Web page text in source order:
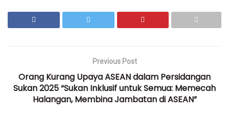
Previous Post
Orang Kurang Upaya ASEAN dalam Persidangan
Sukan 2025 “Sukan Inklusif untuk Semua: Memecah
Halangan, Membina Jambatan di ASEAN”